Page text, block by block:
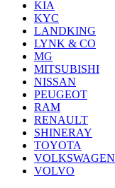
KIA
KYC
LANDKING
LYNK & CO
MG
MITSUBISHI
NISSAN
PEUGEOT
RAM
RENAULT
SHINERAY
TOYOTA
VOLKSWAGEN
VOLVO